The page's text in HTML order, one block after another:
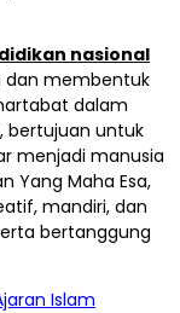
nasional
dan membentuk
dalam
bertujuan untuk
menjadi manusia
Yang Maha Esa,
mandiri, dan
bertanggung